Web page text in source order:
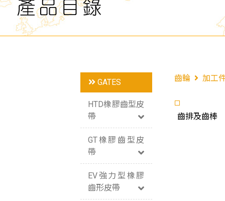
GATES
HTD橡膠齒型皮
帶
GT橡膠齒型皮
帶
EV強力型橡膠
齒形皮帶
齒輪 加工
齒排及齒棒